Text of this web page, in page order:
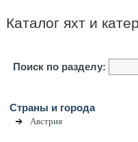
Каталог яхт и
Поиск по разделу:
Страны и города
Австрия